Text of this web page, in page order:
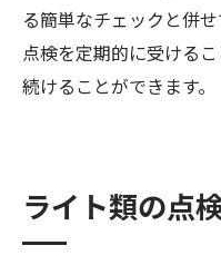
る簡単なチェックと併
点検を定期的に受ける
続けることができます。
ライト類の点